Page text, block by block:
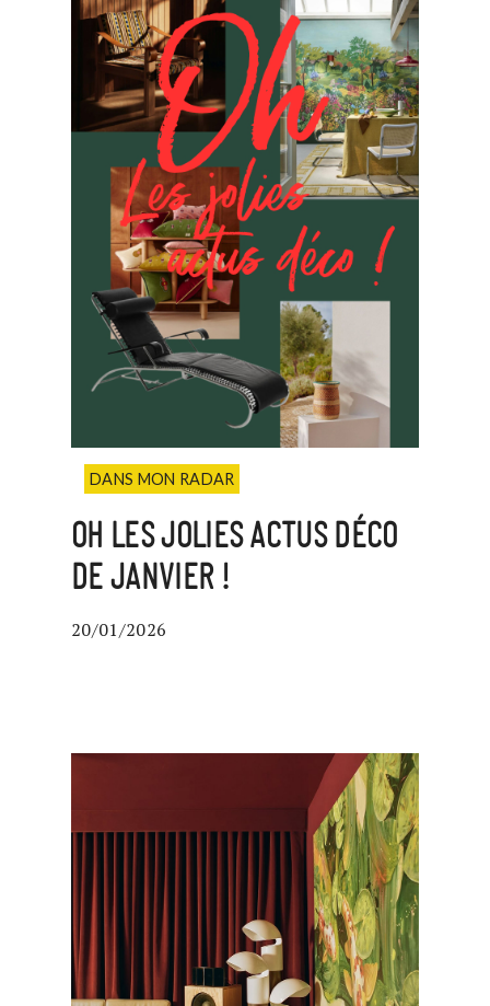
DANS MON RADAR
OH LES JOLIES ACTUS DÉCO
DE JANVIER !
20/01/2026